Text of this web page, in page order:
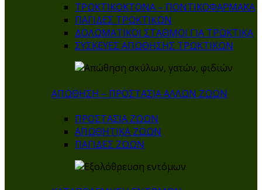
ΤΡΩΚΤΙΚΟΚΤΟΝΑ – ΠΟΝΤΙΚΟΦΑΡΜΑΚA
ΠΑΓΙΔΕΣ ΤΡΩΚΤΙΚΩΝ
ΔΟΛΩΜΑΤΙΚΟΙ ΣΤΑΘΜΟΙ ΓΙΑ ΤΡΩΚΤΙΚΑ
ΣΥΣΚΕΥΕΣ ΑΠΩΘΗΣΗΣ ΤΡΩΚΤΙΚΩΝ
ΑΠΩΘΗΣΗ – ΠΡΟΣΤΑΣΙΑ ΑΛΛΩΝ ΖΩΩΝ
ΠΡΟΣΤΑΣΙΑ ΖΩΩΝ
ΑΠΩΘΗΤΙΚΑ ΖΩΩΝ
ΠΑΓΙΔΕΣ ΖΩΩΝ